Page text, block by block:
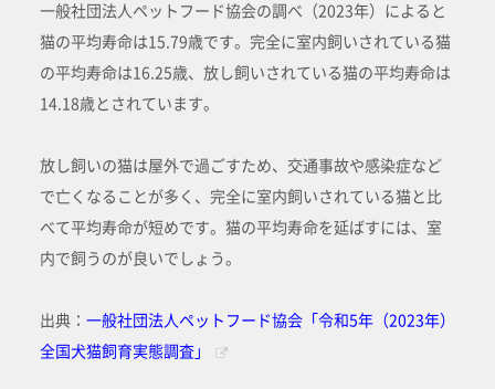
一般社団法人ペットフード協会の調べ（2023年）によると
猫の平均寿命は15.79歳です。完全に室内飼いされている猫
の平均寿命は16.25歳、放し飼いされている猫の平均寿命は
14.18歳とされています。
放し飼いの猫は屋外で過ごすため、交通事故や感染症など
で亡くなることが多く、完全に室内飼いされている猫と比
べて平均寿命が短めです。猫の平均寿命を延ばすには、室
内で飼うのが良いでしょう。
出典： 一般社団法人ペットフード協会「令和5年（2023年）
全国犬猫飼育実態調査」